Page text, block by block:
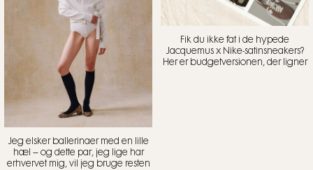
Jeg elsker ballerinaer med en lille
hæl – og dette par, jeg lige har
erhvervet mig, vil jeg bruge resten
Fik du ikke fat i de hypede
Jacquemus x Nike-satinsneakers?
Her er budgetversionen, der ligner